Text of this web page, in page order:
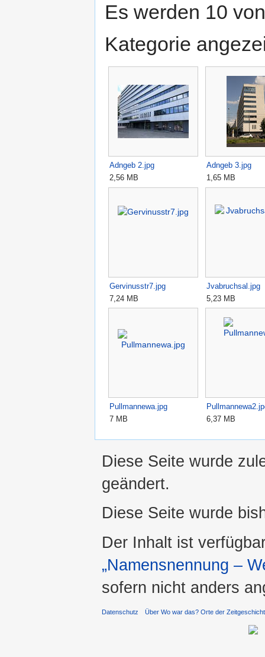
Es werden 10
Kategorie
Adngeb 2.jpg
2,56 MB
Adngeb 3.jpg
1,65 MB
Gervinusstr7.jpg
7,24 MB
Jvabruchsal.jpg
5,23 MB
Pullmannewa.jpg
7 MB
6,37 MB
Diese Seite wurde
geändert.
Diese Seite wurde
Der Inhalt ist
„Namensnennung –
sofern nicht anders
Datenschutz Über Wo war das? Orte der